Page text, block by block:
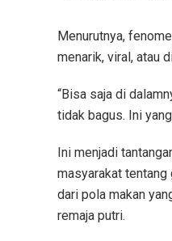
Menurutnya,
menarik, viral, atau
“Bisa saja di
tidak bagus. Ini
Ini menjadi
masyarakat
dari pola makan
remaja putri.